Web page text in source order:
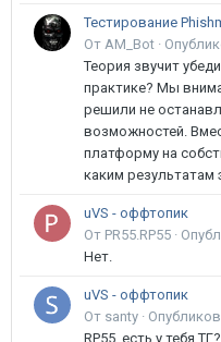
От AM_Bot ·
Теория звучит
практике? Мы
решили не
возможностей.
платформу на
каким
uVS - оффтопик
От PR55.RP55 ·
Нет.
uVS - оффтопик
От santy ·
RP55, есть у тебя ТГ?